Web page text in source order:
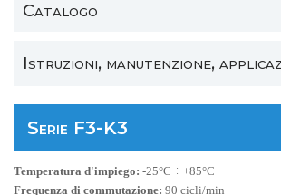
Catalogo
Istruzioni, manutenzione,
Serie F3-K3
Temperatura d'impiego: -25°C ÷ +85°C
Frequenza di commutazione: 90 cicli/min